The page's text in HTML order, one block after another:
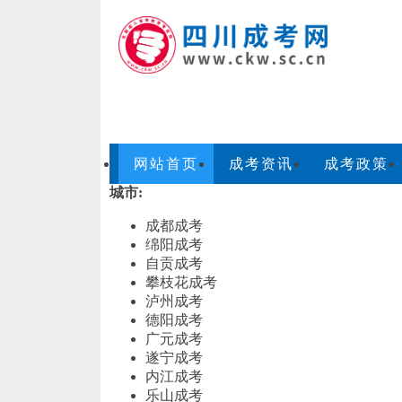
网站首页 成考资讯
成考政策
城市:
成都成考
绵阳成考
自贡成考
攀枝花成考
泸州成考
德阳成考
广元成考
遂宁成考
内江成考
乐山成考